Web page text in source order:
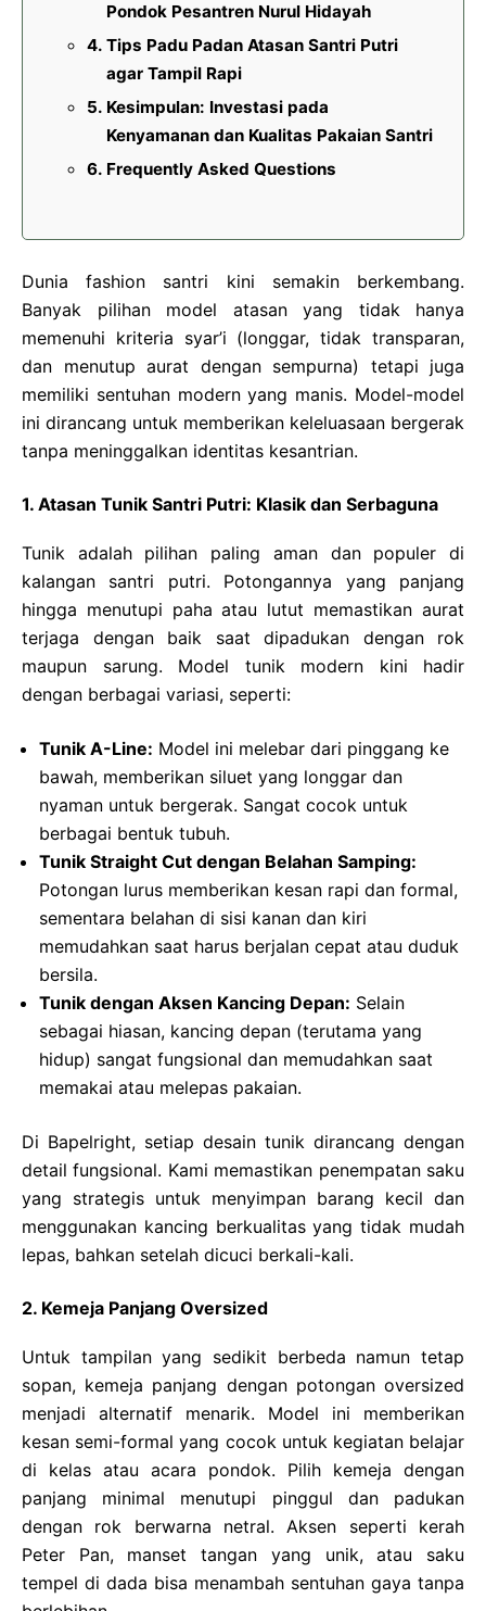
Pondok Pesantren Nurul Hidayah
Tips Padu Padan Atasan Santri Putri
agar Tampil Rapi
Kesimpulan: Investasi pada
Kenyamanan dan Kualitas Pakaian Santri
Frequently Asked Questions
Dunia fashion santri kini semakin berkembang.
Banyak pilihan model atasan yang tidak hanya
memenuhi kriteria syar’i (longgar, tidak transparan,
dan menutup aurat dengan sempurna) tetapi juga
memiliki sentuhan modern yang manis. Model-model
ini dirancang untuk memberikan keleluasaan bergerak
tanpa meninggalkan identitas kesantrian.
1. Atasan Tunik Santri Putri: Klasik dan Serbaguna
Tunik adalah pilihan paling aman dan populer di
kalangan santri putri. Potongannya yang panjang
hingga menutupi paha atau lutut memastikan aurat
terjaga dengan baik saat dipadukan dengan rok
maupun sarung. Model tunik modern kini hadir
dengan berbagai variasi, seperti:
Tunik A-Line: Model ini melebar dari pinggang ke
bawah, memberikan siluet yang longgar dan
nyaman untuk bergerak. Sangat cocok untuk
berbagai bentuk tubuh.
Tunik Straight Cut dengan Belahan Samping:
Potongan lurus memberikan kesan rapi dan formal,
sementara belahan di sisi kanan dan kiri
memudahkan saat harus berjalan cepat atau duduk
bersila.
Tunik dengan Aksen Kancing Depan: Selain
sebagai hiasan, kancing depan (terutama yang
hidup) sangat fungsional dan memudahkan saat
memakai atau melepas pakaian.
Di Bapelright, setiap desain tunik dirancang dengan
detail fungsional. Kami memastikan penempatan saku
yang strategis untuk menyimpan barang kecil dan
menggunakan kancing berkualitas yang tidak mudah
lepas, bahkan setelah dicuci berkali-kali.
2. Kemeja Panjang Oversized
Untuk tampilan yang sedikit berbeda namun tetap
sopan, kemeja panjang dengan potongan oversized
menjadi alternatif menarik. Model ini memberikan
kesan semi-formal yang cocok untuk kegiatan belajar
di kelas atau acara pondok. Pilih kemeja dengan
panjang minimal menutupi pinggul dan padukan
dengan rok berwarna netral. Aksen seperti kerah
Peter Pan, manset tangan yang unik, atau saku
tempel di dada bisa menambah sentuhan gaya tanpa